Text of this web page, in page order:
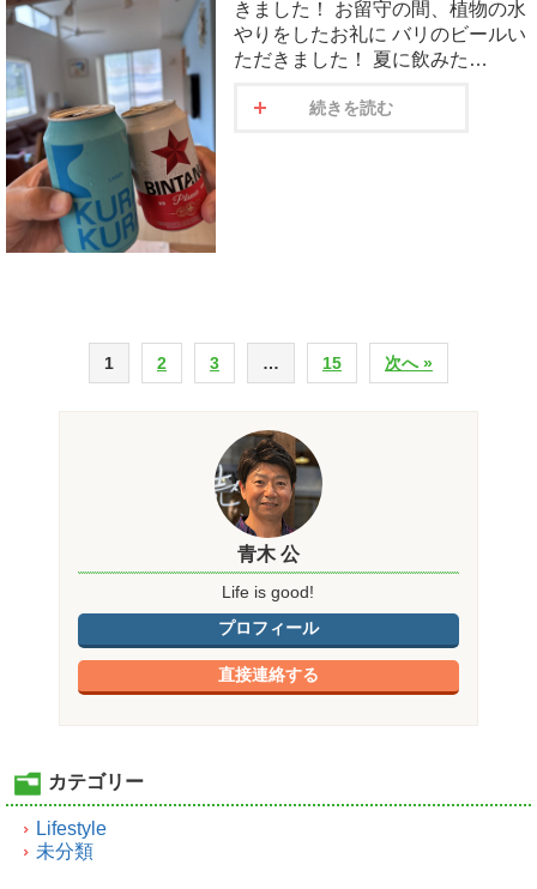
きました！ お留守の間、植物の水
やりをしたお礼に バリのビールい
ただきました！ 夏に飲みた…
続きを読む
1 2 3 … 15 次へ »
青木 公
Life is good!
プロフィール
直接連絡する
カテゴリー
Lifestyle
未分類